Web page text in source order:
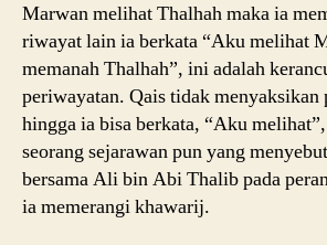
Marwan melihat Thalhah maka ia
riwayat lain ia berkata “Aku melihat
memanah Thalhah”, ini adalah
periwayatan. Qais tidak menyaksikan
hingga ia bisa berkata, “Aku
seorang sejarawan pun yang
bersama Ali bin Abi Thalib pada
ia memerangi khawarij.